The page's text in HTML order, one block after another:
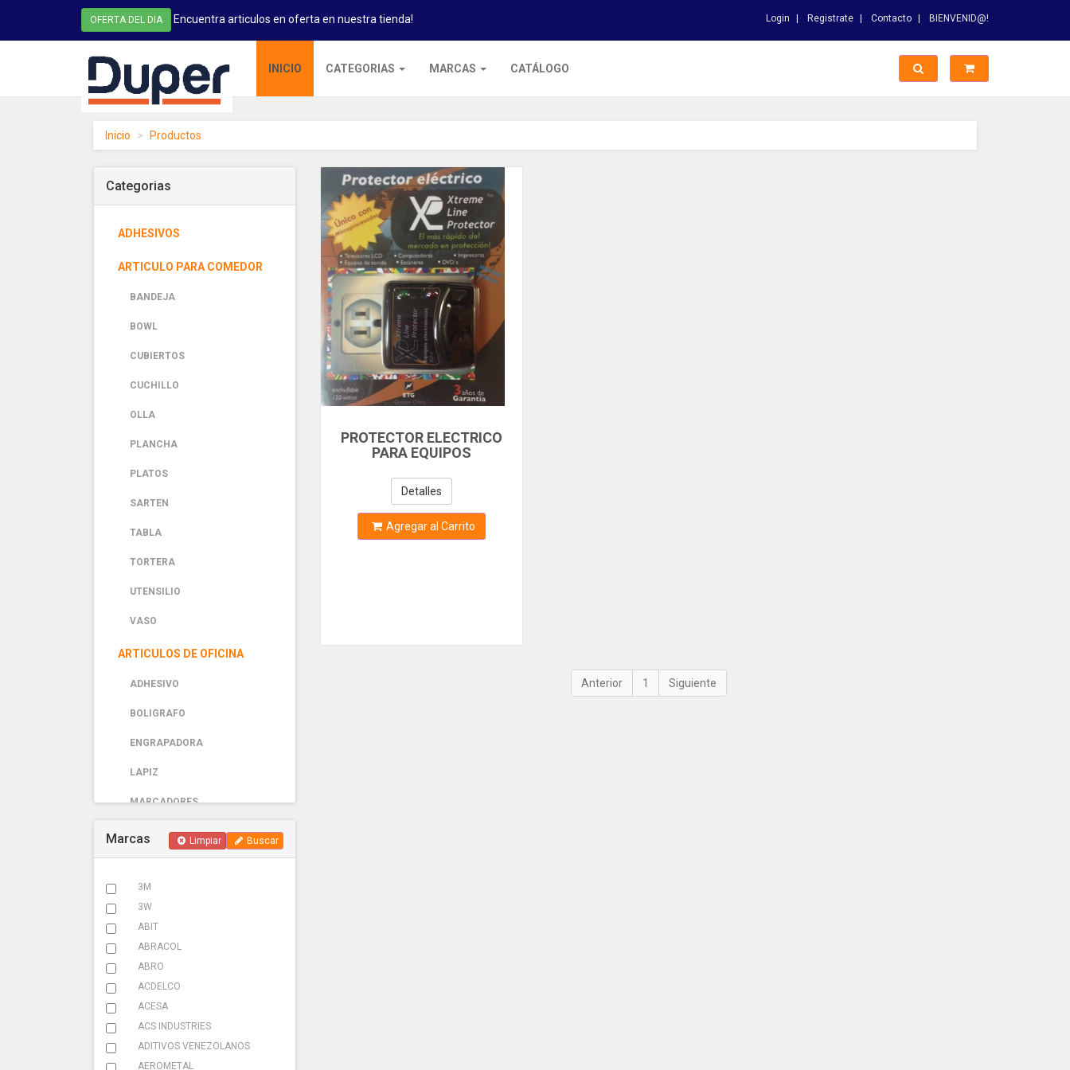
OFERTA DEL DIA Encuentra articulos en oferta en nuestra tienda! Login Registrate Contacto BIENVENID@!
INICIO CATEGORIAS MARCAS CATÁLOGO Switch Busqueda
Inicio Productos
Categorias
ADHESIVOS
ARTICULO PARA COMEDOR
BANDEJA
BOWL
CUBIERTOS
CUCHILLO
OLLA
PLANCHA
PLATOS
SARTEN
TABLA
TORTERA
UTENSILIO
VASO
ARTICULOS DE OFICINA
ADHESIVO
BOLIGRAFO
ENGRAPADORA
LAPIZ
MARCADORES
PAPELERIA
ACCESORIOS
ADHESIVOS
ADITIVOS
AMARRACABLES
AMBIENTADOR
Marcas Buscar
Limpiar
3M
3W
ABIT
ABRACOL
ABRO
ACDELCO
ACESA
ACS INDUSTRIES
ADITIVOS VENEZOLANOS
AEROMETAL
PROTECTOR ELECTRICO
PARA EQUIPOS
LINE PROTECTOR 120V
Detalles
Agregar al Carrito
1